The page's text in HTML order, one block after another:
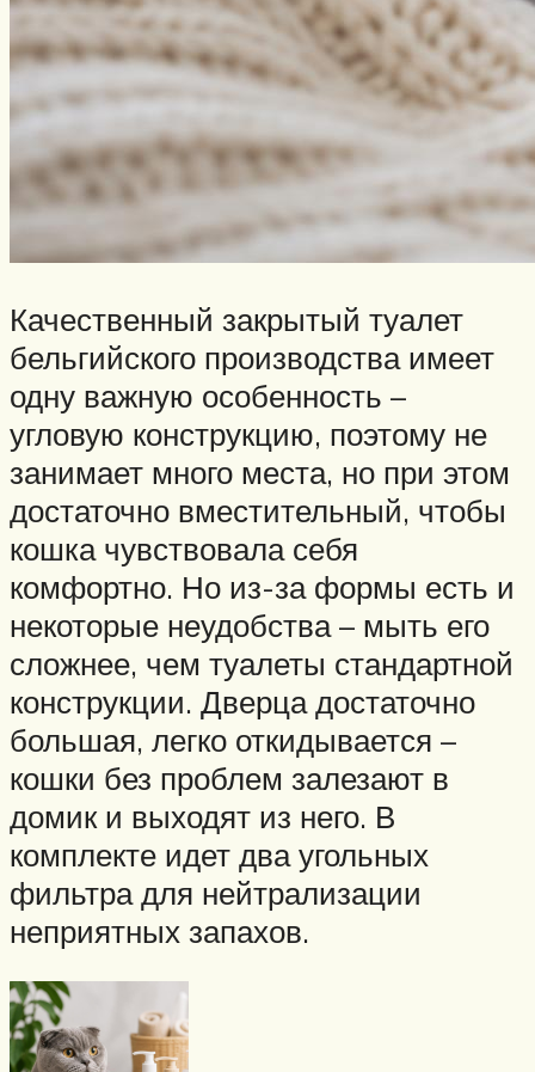
Качественный закрытый туалет
бельгийского производства имеет
одну важную особенность –
угловую конструкцию, поэтому не
занимает много места, но при этом
достаточно вместительный, чтобы
кошка чувствовала себя
комфортно. Но из-за формы есть и
некоторые неудобства – мыть его
сложнее, чем туалеты стандартной
конструкции. Дверца достаточно
большая, легко откидывается –
кошки без проблем залезают в
домик и выходят из него. В
комплекте идет два угольных
фильтра для нейтрализации
неприятных запахов.